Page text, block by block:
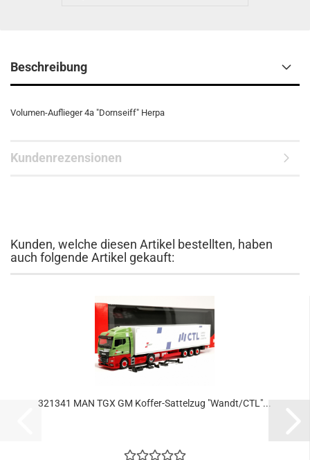
Beschreibung
Volumen-Auflieger 4a "Dornseiff" Herpa
Kundenrezensionen
Kunden, welche diesen Artikel bestellten, haben
auch folgende Artikel gekauft:
321341 MAN TGX GM Koffer-Sattelzug "Wandt/CTL"...